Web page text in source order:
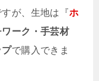
が、生地は『ホ
ーク・手芸材
プで購入できま